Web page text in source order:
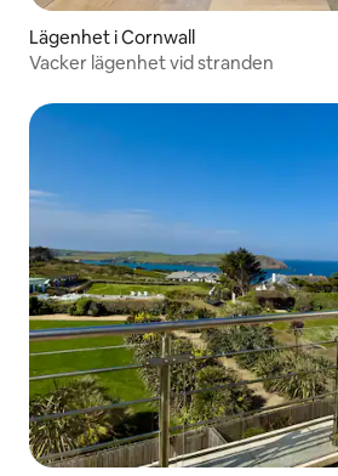
Lägenhet i Cornwall
Vacker lägenhet vid stranden